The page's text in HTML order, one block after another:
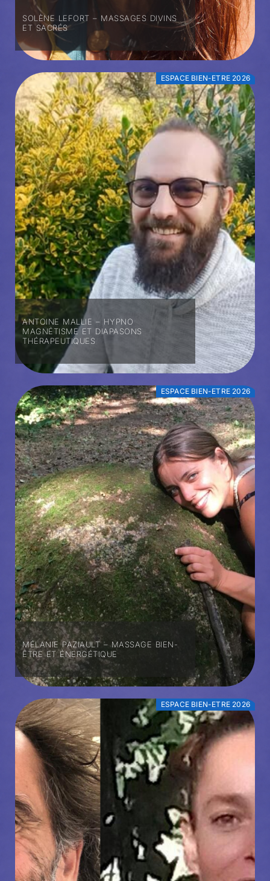
SOLÈNE LEFORT – MASSAGES DIVINS
ET SACRÉS
ESPACE BIEN-ETRE 2026
ANTOINE MALLIE – HYPNO
MAGNÉTISME ET DIAPASONS
THÉRAPEUTIQUES
ESPACE BIEN-ETRE 2026
MÉLANIE PAZIAULT – MASSAGE BIEN-
ÊTRE ET ÉNERGÉTIQUE
ESPACE BIEN-ETRE 2026